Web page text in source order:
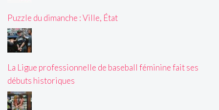
Puzzle du dimanche : Ville, État
La Ligue professionnelle de baseball féminine fait ses
débuts historiques